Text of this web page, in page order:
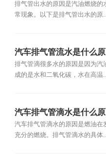
排气管出水的原因是汽油燃烧的
常现象。以下是排气管出水的原
汽车排气管流水是什么原
排气管滴很多水的原因是因为汽
成的是水和二氧化碳，水在高温
汽车排气管滴水是什么原
汽车排气管滴水的原因是燃油在
充分的燃烧。排气管滴水的具体